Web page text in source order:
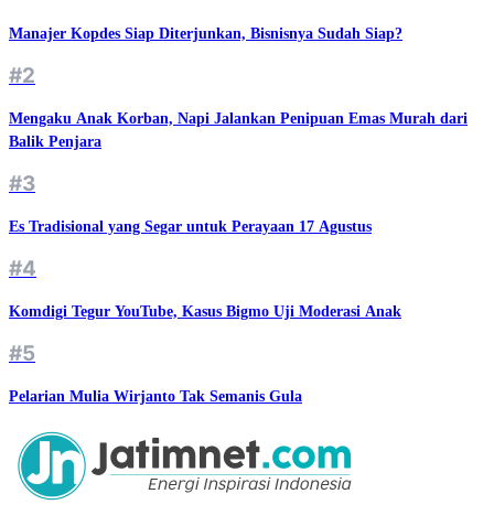
Manajer Kopdes Siap Diterjunkan, Bisnisnya Sudah Siap?
#2
Mengaku Anak Korban, Napi Jalankan Penipuan Emas Murah dari
Balik Penjara
#3
Es Tradisional yang Segar untuk Perayaan 17 Agustus
#4
Komdigi Tegur YouTube, Kasus Bigmo Uji Moderasi Anak
#5
Pelarian Mulia Wirjanto Tak Semanis Gula